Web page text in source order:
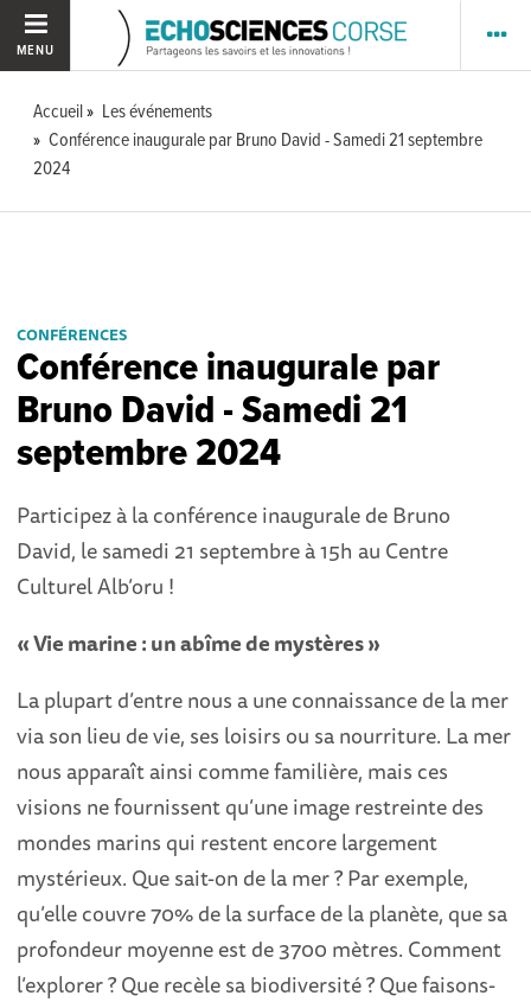
MENU
Accueil
Les événements
Conférence inaugurale par Bruno David - Samedi 21 septembre
2024
CONFÉRENCES
Conférence inaugurale par
Bruno David - Samedi 21
septembre 2024
Participez à la conférence inaugurale de Bruno
David, le samedi 21 septembre à 15h au Centre
Culturel Alb’oru !
« Vie marine : un abîme de mystères »
La plupart d’entre nous a une connaissance de la mer
via son lieu de vie, ses loisirs ou sa nourriture. La mer
nous apparaît ainsi comme familière, mais ces
visions ne fournissent qu’une image restreinte des
mondes marins qui restent encore largement
mystérieux. Que sait-on de la mer ? Par exemple,
qu’elle couvre 70% de la surface de la planète, que sa
profondeur moyenne est de 3700 mètres. Comment
l’explorer ? Que recèle sa biodiversité ? Que faisons-